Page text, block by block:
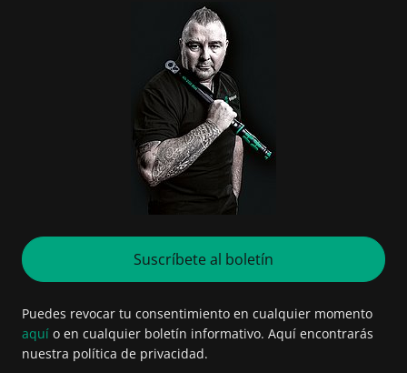
Suscríbete al boletín
Puedes revocar tu consentimiento en cualquier momento
aquí o en cualquier boletín informativo. Aquí encontrarás
nuestra política de privacidad.